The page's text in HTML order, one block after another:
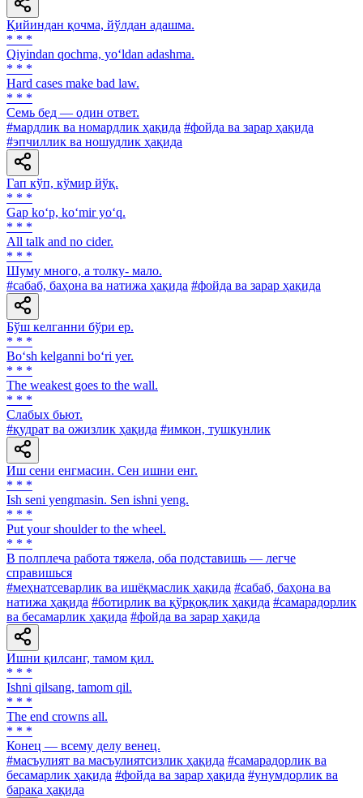
Қийиндан қочма, йўлдан адашма.
* * *
Qiyindan qochma, yo‘ldan adashma.
* * *
Hard cases make bad law.
* * *
Семь бед — один ответ.
#мардлик ва номардлик ҳақида #фойда ва зарар ҳақида
#эпчиллик ва ношудлик ҳақида
Гап кўп, кўмир йўқ.
* * *
Gap ko‘p, ko‘mir yo‘q.
* * *
All talk and no cider.
* * *
Шуму много, а толку- мало.
#сабаб, баҳона ва натижа ҳақида #фойда ва зарар ҳақида
Бўш келганни бўри ер.
* * *
Bo‘sh kelganni bo‘ri yer.
* * *
The weakest goes to the wall.
* * *
Слабых бьют.
#қудрат ва ожизлик ҳақида #имкон, тушкунлик
Иш сени енгмасин. Сен ишни енг.
* * *
Ish seni yengmasin. Sen ishni yeng.
* * *
Put your shoulder to the wheel.
* * *
В полплеча работа тяжела, оба подставишь — легче
справишься
#меҳнатсеварлик ва ишёқмаслик ҳақида #сабаб, баҳона ва
натижа ҳақида #ботирлик ва қўрқоқлик ҳақида #самарадорлик
ва бесамарлик ҳақида #фойда ва зарар ҳақида
Ишни қилсанг, тамом қил.
* * *
Ishni qilsang, tamom qil.
* * *
The end crowns all.
* * *
Конец — всему делу венец.
#масъулият ва масъулиятсизлик ҳақида #самарадорлик ва
бесамарлик ҳақида #фойда ва зарар ҳақида #унумдорлик ва
барака ҳақида